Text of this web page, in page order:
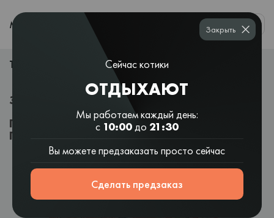
МЕНЮ 0
ТРИМАЙ РОЛ В ПОДАРУНОК🎁
ЗАКАЗЫВАЕШЬ НА КОТОСУШИ ВПЕРВЫЕ?
ПОЛУЧИ РОЛЛ “ФИЛАДЕЛЬФИЯ ТОБИКО”
ПОДАРОК ПРИ ЗАКАЗЕ ОТ 299 ГРН!
Сейчас котики
ОТДЫХАЮТ
Мы работаем каждый день:
с 10:00до 21:30
Вы можете предзаказать просто сейчас
Сделать предзаказ
Закрыть